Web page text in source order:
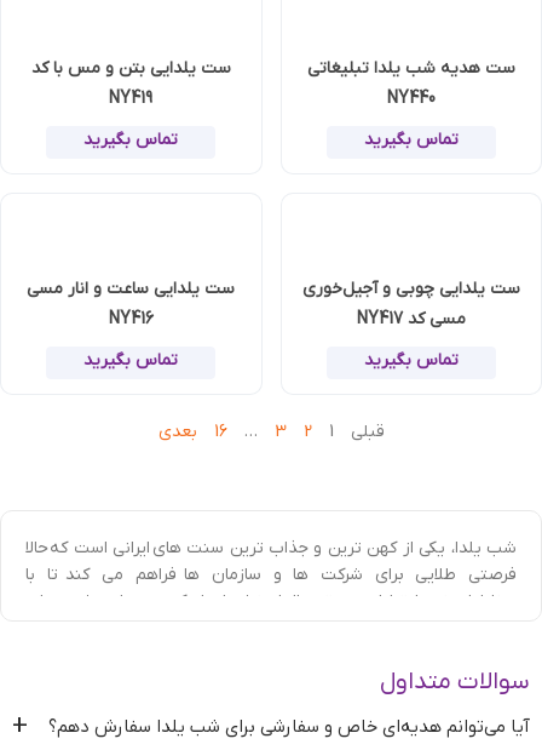
ست هدیه شب یلدا تبلیغاتی
NY440
تماس بگیرید
ست یلدایی بتن و مس با کد
NY419
تماس بگیرید
ست یلدایی چوبی و آجیل‌خوری
مسی کد NY417
تماس بگیرید
ست یلدایی ساعت و انار مسی
NY416
تماس بگیرید
قبلی 1
2
3
…
16 بعدی
شب یلدا، یکی از کهن ترین و جذاب ترین سنت های ایرانی است که حالا
فرصتی طلایی برای شرکت ها و سازمان ها فراهم می کند تا با
مخاطبان خود ارتباطی عمیق و الها ‌بخش ایجاد کنند. در این شب ویژه،
شرکت ها با انتخاب هوشمندانه هدیه تبلیغاتی شب یلدا، پیام اصالت،
شب یلدا و کتاب های نفیس مانند دیوان حافظ، تا ست هدیه یلدایی
سوالات متداول
آیا می‌توانم هدیه‌ای خاص و سفارشی برای شب یلدا سفارش دهم؟ +